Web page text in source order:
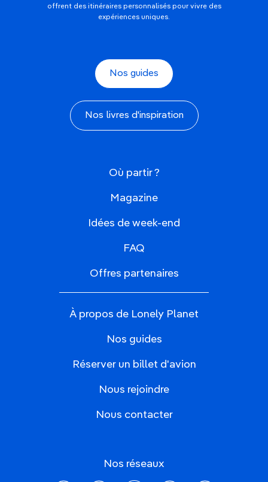
offrent des itinéraires personnalisés pour vivre des
expériences uniques.
Nos guides
Nos livres d'inspiration
Où partir ?
Magazine
Idées de week-end
FAQ
Offres partenaires
À propos de Lonely Planet
Nos guides
Réserver un billet d'avion
Nous rejoindre
Nous contacter
Nos réseaux